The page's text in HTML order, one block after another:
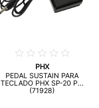
PHX
PEDAL SUSTAIN PARA
TECLADO PHX SP-20 P...
(71928)